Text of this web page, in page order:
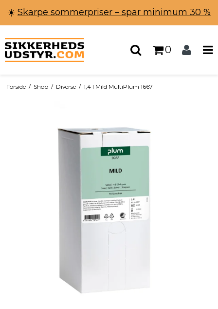
☀️ Skarpe sommerpriser – spar minimum 30 %
0
Forside / Shop / Diverse / 1,4 l Mild MultiPlum 1667